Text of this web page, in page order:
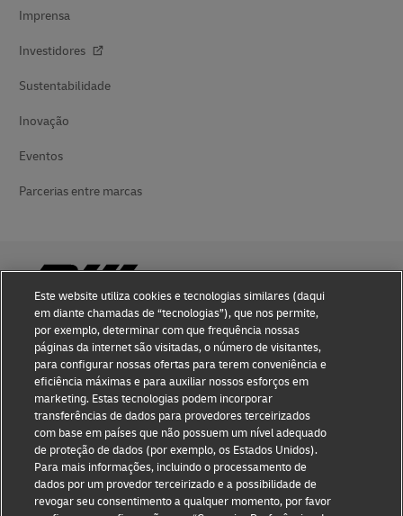
Imprensa
Investidores
Sustentabilidade
Inovação
Eventos
Parcerias entre marcas
Conhecimento de fraude
Notificação judicial
Termos de Uso
Declaração de privacidade
Informações adicionais
Configurações de cookies
Este website utiliza cookies e tecnologias similares (daqui
em diante chamadas de “tecnologias”), que nos permite,
por exemplo, determinar com que frequência nossas
páginas da internet são visitadas, o número de visitantes,
para configurar nossas ofertas para terem conveniência e
eficiência máximas e para auxiliar nossos esforços em
marketing. Estas tecnologias podem incorporar
transferências de dados para provedores terceirizados
com base em países que não possuem um nível adequado
de proteção de dados (por exemplo, os Estados Unidos).
Para mais informações, incluindo o processamento de
dados por um provedor terceirizado e a possibilidade de
revogar seu consentimento a qualquer momento, por favor